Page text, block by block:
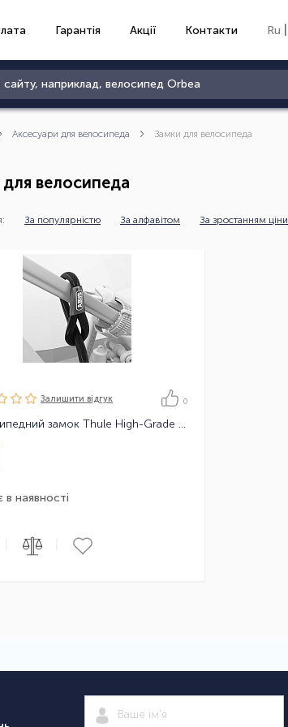
Гарантія Акції Контакти Ru
Аксесуари для велосипеда Замки для велосипеда
велосипеда
За популярністю За алфавітом За зростанням ціни
Залишити вiдгук 0
Велосипедний замок Thule High-Grade Lock
наявності